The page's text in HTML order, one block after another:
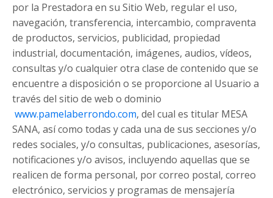
por la Prestadora en su Sitio Web, regular el uso,
navegación, transferencia, intercambio, compraventa
de productos, servicios, publicidad, propiedad
industrial, documentación, imágenes, audios, vídeos,
consultas y/o cualquier otra clase de contenido que se
encuentre a disposición o se proporcione al Usuario a
través del sitio de web o dominio
www.pamelaberrondo.com, del cual es titular MESA
SANA, así como todas y cada una de sus secciones y/o
redes sociales, y/o consultas, publicaciones, asesorías,
notificaciones y/o avisos, incluyendo aquellas que se
realicen de forma personal, por correo postal, correo
electrónico, servicios y programas de mensajería